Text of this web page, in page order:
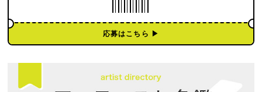
応募はこちら ▶︎